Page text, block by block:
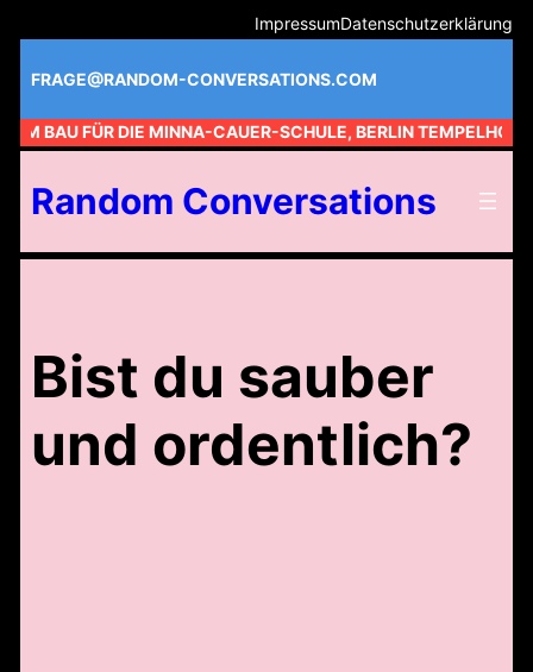
Inhalt
springen
ImpressumDatenschutzerklärung
FRAGE@RANDOM-CONVERSATIONS.COM
AM BAU FÜR DIE MINNA-CAUER-SCHULE, BERLIN TEMPELHOF //
Random Conversations
Bist du sauber
und ordentlich?